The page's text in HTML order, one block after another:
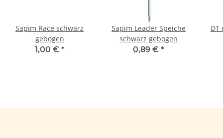
Sapim Race schwarz
gebogen
1,00 € *
Sapim Leader Speiche
schwarz gebogen
0,89 € *
DT